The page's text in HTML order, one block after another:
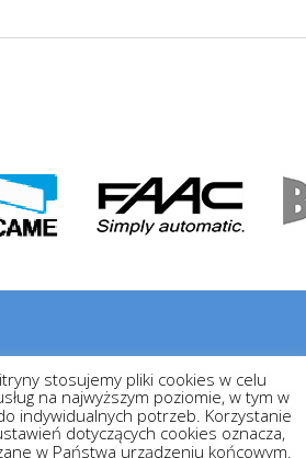
Kotoński, Krzysztof Kotoński s.c.
stosujemy pliki cookies w celu
na najwyższym poziomie, w tym w
indywidualnych potrzeb. Korzystanie
dotyczących cookies oznacza,
w Państwa urządzeniu końcowym.